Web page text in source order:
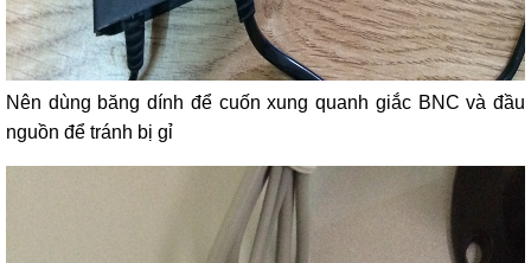
Nên dùng băng dính để cuốn xung quanh giắc BNC và đầu
nguồn để tránh bị gỉ